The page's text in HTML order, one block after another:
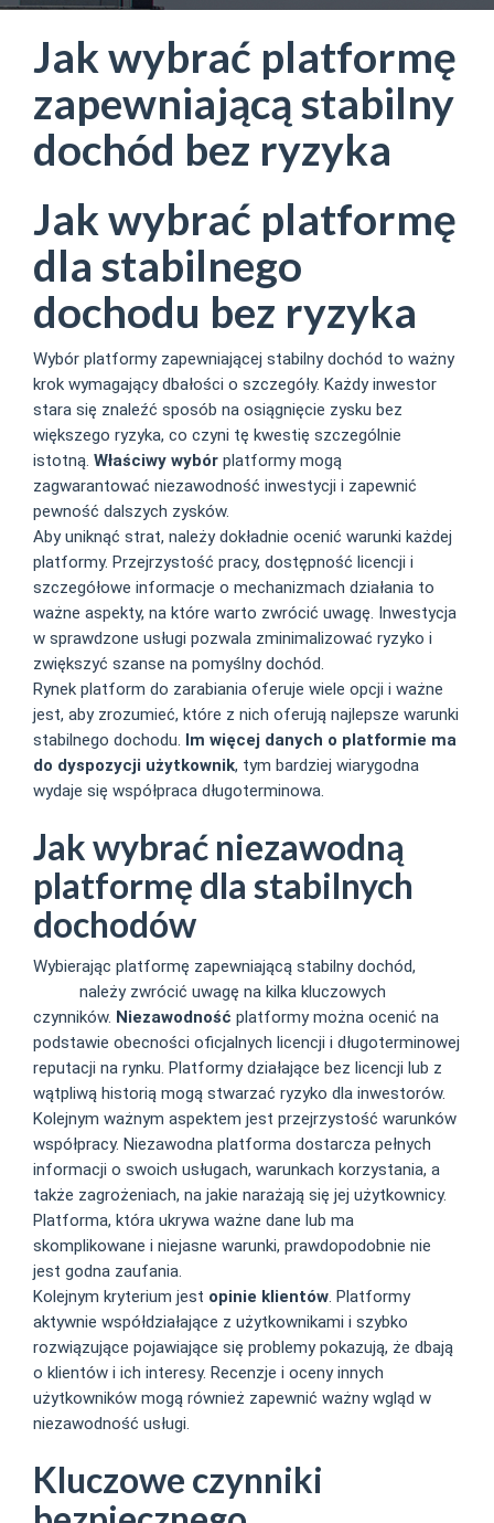
Jak wybrać platformę
zapewniającą stabilny
dochód bez ryzyka
Jak wybrać platformę
dla stabilnego
dochodu bez ryzyka
Wybór platformy zapewniającej stabilny dochód to ważny
krok wymagający dbałości o szczegóły. Każdy inwestor
stara się znaleźć sposób na osiągnięcie zysku bez
większego ryzyka, co czyni tę kwestię szczególnie
istotną. Właściwy wybór platformy mogą
zagwarantować niezawodność inwestycji i zapewnić
pewność dalszych zysków.
Aby uniknąć strat, należy dokładnie ocenić warunki każdej
platformy. Przejrzystość pracy, dostępność licencji i
szczegółowe informacje o mechanizmach działania to
ważne aspekty, na które warto zwrócić uwagę. Inwestycja
w sprawdzone usługi pozwala zminimalizować ryzyko i
zwiększyć szanse na pomyślny dochód.
Rynek platform do zarabiania oferuje wiele opcji i ważne
jest, aby zrozumieć, które z nich oferują najlepsze warunki
stabilnego dochodu. Im więcej danych o platformie ma
do dyspozycji użytkownik, tym bardziej wiarygodna
wydaje się współpraca długoterminowa.
Jak wybrać niezawodną
platformę dla stabilnych
dochodów
Wybierając platformę zapewniającą stabilny dochód,
należy zwrócić uwagę na kilka kluczowych
czynników. Niezawodność platformy można ocenić na
podstawie obecności oficjalnych licencji i długoterminowej
reputacji na rynku. Platformy działające bez licencji lub z
wątpliwą historią mogą stwarzać ryzyko dla inwestorów.
Kolejnym ważnym aspektem jest przejrzystość warunków
współpracy. Niezawodna platforma dostarcza pełnych
informacji o swoich usługach, warunkach korzystania, a
także zagrożeniach, na jakie narażają się jej użytkownicy.
Platforma, która ukrywa ważne dane lub ma
skomplikowane i niejasne warunki, prawdopodobnie nie
jest godna zaufania.
Kolejnym kryterium jest opinie klientów. Platformy
aktywnie współdziałające z użytkownikami i szybko
rozwiązujące pojawiające się problemy pokazują, że dbają
o klientów i ich interesy. Recenzje i oceny innych
użytkowników mogą również zapewnić ważny wgląd w
niezawodność usługi.
Kluczowe czynniki